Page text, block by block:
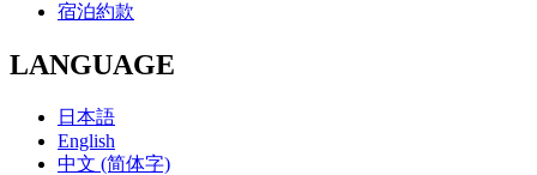
宿泊約款
LANGUAGE
日本語
English
中文 (简体字)